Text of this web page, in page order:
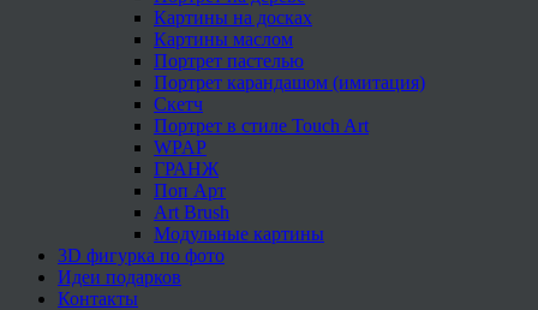
Картины на досках
Картины маслом
Портрет пастелью
Портрет карандашом (имитация)
Скетч
Портрет в стиле Touch Art
WPAP
ГРАНЖ
Поп Арт
Art Brush
Модульные картины
3D фигурка по фото
Идеи подарков
Контакты